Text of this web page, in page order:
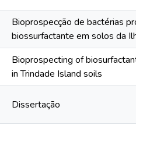
Bioprospecção de bactérias
biossurfactante em solos da
Bioprospecting of biosurfactant
in Trindade Island soils
Dissertação